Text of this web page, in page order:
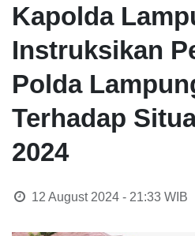
Kapolda
Instruksikan
Polda
Terhadap
2024
12 August 2024 - 21:33WIB